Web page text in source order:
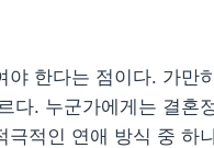
한다는 점이다. 가만
다. 누군가에게는 결혼
적인 연애 방식 중 하